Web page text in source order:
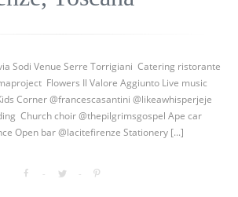
Sodi Venue Serre Torrigiani Catering ristorante
Flowers Il Valore Aggiunto Live music
Corner @francescasantini @likeawhisperjeje
Church choir @thepilgrimsgospel Ape car
Open bar @lacitefirenze Stationery [...]